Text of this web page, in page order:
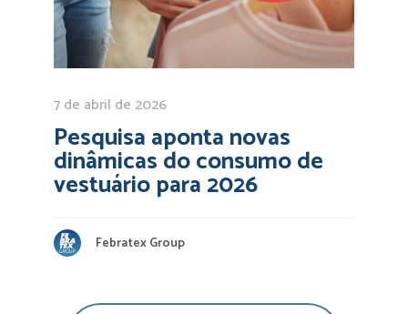
7 de abril de 2026
Pesquisa aponta novas
dinâmicas do consumo de
vestuário para 2026
Febratex Group